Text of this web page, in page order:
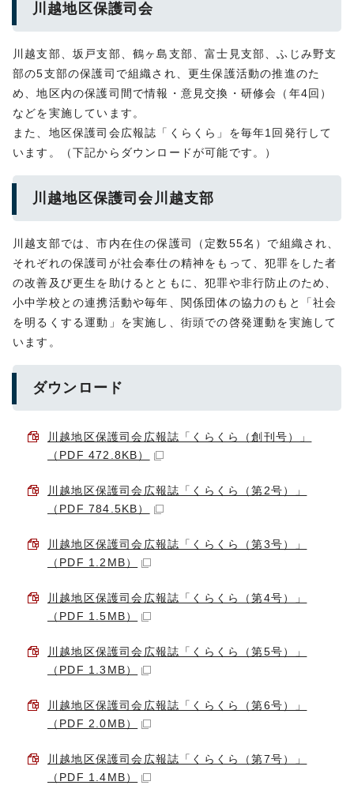
川越地区保護司会
川越支部、坂戸支部、鶴ヶ島支部、富士見支部、ふじみ野支
部の5支部の保護司で組織され、更生保護活動の推進のた
め、地区内の保護司間で情報・意見交換・研修会（年4回）
などを実施しています。
また、地区保護司会広報誌「くらくら」を毎年1回発行して
います。（下記からダウンロードが可能です。）
川越地区保護司会川越支部
川越支部では、市内在住の保護司（定数55名）で組織され、
それぞれの保護司が社会奉仕の精神をもって、犯罪をした者
の改善及び更生を助けるとともに、犯罪や非行防止のため、
小中学校との連携活動や毎年、関係団体の協力のもと「社会
を明るくする運動」を実施し、街頭での啓発運動を実施して
います。
ダウンロード
川越地区保護司会広報誌「くらくら（創刊号）」
（PDF 472.8KB）
川越地区保護司会広報誌「くらくら（第2号）」
（PDF 784.5KB）
川越地区保護司会広報誌「くらくら（第3号）」
（PDF 1.2MB）
川越地区保護司会広報誌「くらくら（第4号）」
（PDF 1.5MB）
川越地区保護司会広報誌「くらくら（第5号）」
（PDF 1.3MB）
川越地区保護司会広報誌「くらくら（第6号）」
（PDF 2.0MB）
川越地区保護司会広報誌「くらくら（第7号）」
（PDF 1.4MB）